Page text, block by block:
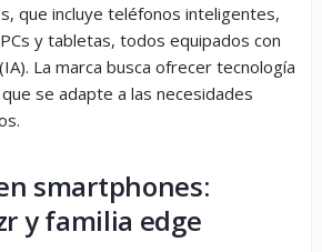
que incluye teléfonos inteligentes,
y tabletas, todos equipados con
La marca busca ofrecer tecnología
se adapte a las necesidades
smartphones:
y familia edge